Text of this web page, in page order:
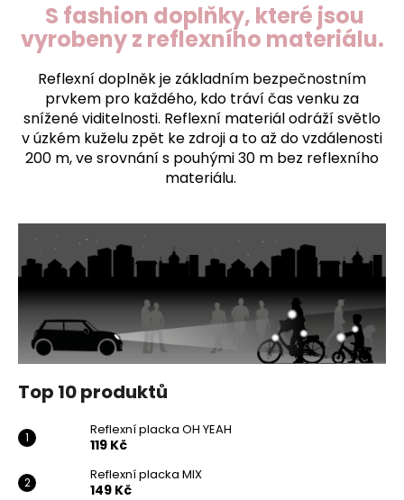
S fashion doplňky, které jsou
vyrobeny z reflexního materiálu.
Reflexní doplněk je základním bezpečnostním
prvkem pro každého, kdo tráví čas venku za
snížené viditelnosti. Reflexní materiál odráží světlo
v úzkém kuželu zpět ke zdroji a to až do vzdálenosti
200 m, ve srovnání s pouhými 30 m bez reflexního
materiálu.
Top 10 produktů
Reflexní placka OH YEAH
119 Kč
Reflexní placka MIX
149 Kč